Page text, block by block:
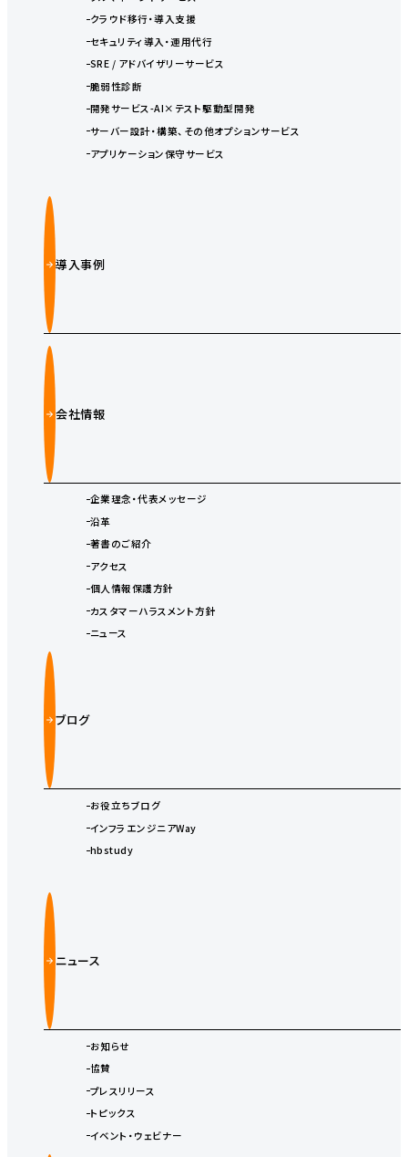
クラウド移行・導入支援
セキュリティ導入・運用代行
SRE / アドバイザリーサービス
脆弱性診断
開発サービス-AI×テスト駆動型開発
サーバー設計・構築、その他オプションサービス
アプリケーション保守サービス
導入事例
会社情報
企業理念・代表メッセージ
沿革
著書のご紹介
アクセス
個人情報保護方針
カスタマーハラスメント方針
ニュース
ブログ
お役立ちブログ
インフラエンジニアWay
hbstudy
ニュース
お知らせ
協賛
プレスリリース
トピックス
イベント・ウェビナー